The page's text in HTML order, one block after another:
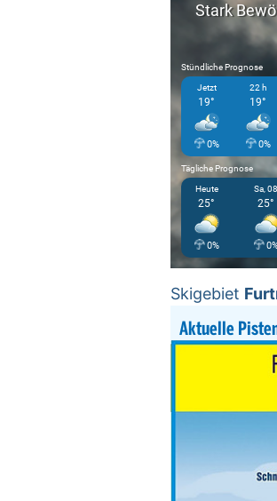
Stark
Stündliche Prognose
Jetzt
19°
0%
22 h
19°
0%
Tägliche Prognose
Heute
25°
0%
Sa, 08.
25°
Skigebiet
Aktuelle